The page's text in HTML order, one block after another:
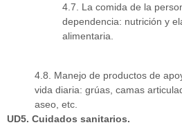
4.7. La comida de la
dependencia: nutrición y
alimentaria.
4.8. Manejo de productos de
vida diaria: grúas, camas
aseo, etc.
UD5. Cuidados sanitarios.